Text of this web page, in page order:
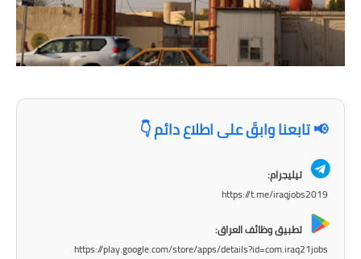
المرحلة المتوسطة
المرحلة الاعدادية
المرحلة الابتدائية📢 تابعنا وابقَ على اطلاع دائم 👇
تيليجرام:
https://t.me/iraqjobs2019
تطبيق وظائف العراق:
https://play.google.com/store/apps/details?id=com.iraq21jobs